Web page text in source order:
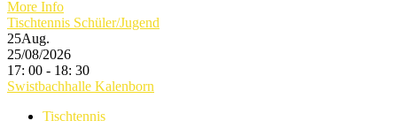
More Info
Tischtennis Schüler/Jugend
25Aug.
25/08/2026
17: 00 - 18: 30
Swistbachhalle Kalenborn
Tischtennis